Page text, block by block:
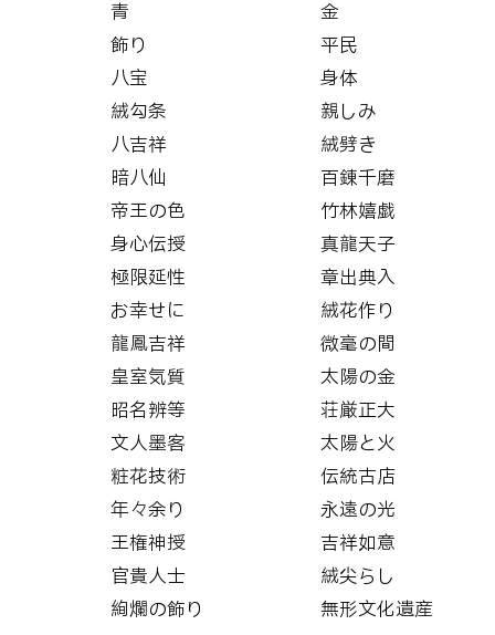
青
金
飾り
平民
八宝
身体
絨勾条
親しみ
八吉祥
絨劈き
暗八仙
百錬千磨
帝王の色
竹林嬉戯
身心伝授
真龍天子
極限延性
章出典入
お幸せに
絨花作り
龍鳳吉祥
微毫の間
皇室気質
太陽の金
昭名辨等
荘厳正大
文人墨客
太陽と火
粧花技術
伝統古店
年々余り
永遠の光
王権神授
吉祥如意
官貴人士
絨尖らし
絢爛の飾り
無形文化遺産